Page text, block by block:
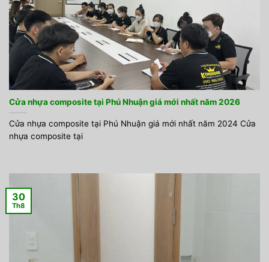
Cửa nhựa composite tại Phú Nhuận giá mới nhất năm 2026
Cửa nhựa composite tại Phú Nhuận giá mới nhất năm 2024 Cửa
nhựa composite tại
30
Th8